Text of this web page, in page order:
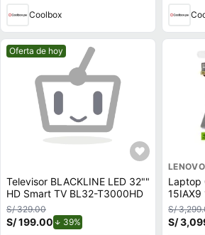
Coolbox
Mejor precio.
Oferta de hoy
Televisor BLACKLINE LED 32""
HD Smart TV BL32-T3000HD
S/ 329.00
S/ 199.00 39%
LENOVO
Laptop
15IAX9
Intel
SSD
S/
S/